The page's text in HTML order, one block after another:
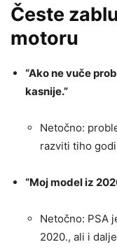
Česte
motoru
“Ako ne vuče
kasnije.”
Netočno:
razviti tiho
“Moj model iz
Netočno: PSA
2020., ali i